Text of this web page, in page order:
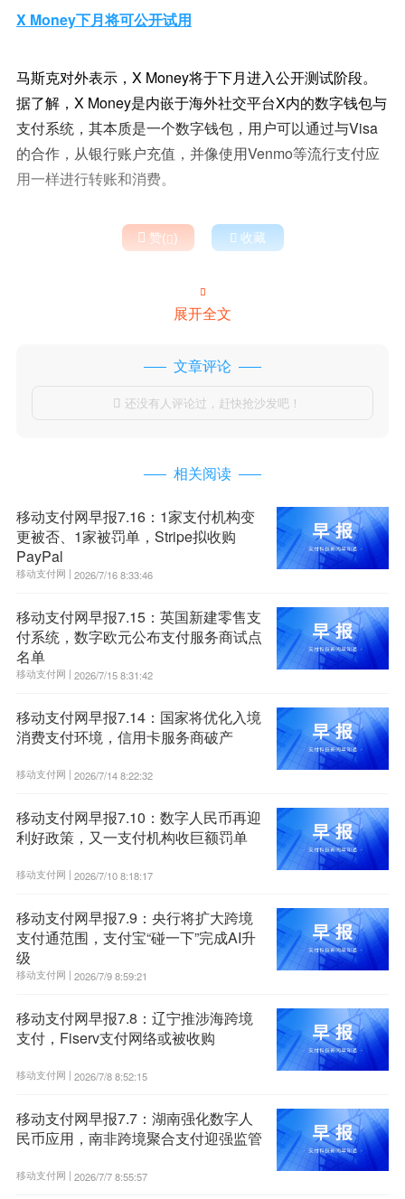
X Money下月将可公开试用
马斯克对外表示，X Money将于下月进入公开测试阶段。
据了解，X Money是内嵌于海外社交平台X内的数字钱包与
支付系统，其本质是一个数字钱包，用户可以通过与Visa
的合作，从银行账户充值，并像使用Venmo等流行支付应
用一样进行转账和消费。
 赞()  收藏

展开全文
文章评论
 还没有人评论过，赶快抢沙发吧！
相关阅读
移动支付网早报7.16：1家支付机构变
更被否、1家被罚单，Stripe拟收购
PayPal
移动支付网 | 2026/7/16 8:33:46
移动支付网早报7.15：英国新建零售支
付系统，数字欧元公布支付服务商试点
名单
移动支付网 | 2026/7/15 8:31:42
移动支付网早报7.14：国家将优化入境
消费支付环境，信用卡服务商破产
移动支付网 | 2026/7/14 8:22:32
移动支付网早报7.10：数字人民币再迎
利好政策，又一支付机构收巨额罚单
移动支付网 | 2026/7/10 8:18:17
移动支付网早报7.9：央行将扩大跨境
支付通范围，支付宝“碰一下”完成AI升
级
移动支付网 | 2026/7/9 8:59:21
移动支付网早报7.8：辽宁推涉海跨境
支付，Fiserv支付网络或被收购
移动支付网 | 2026/7/8 8:52:15
移动支付网早报7.7：湖南强化数字人
民币应用，南非跨境聚合支付迎强监管
移动支付网 | 2026/7/7 8:55:57